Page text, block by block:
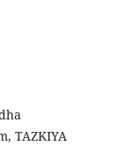
TAZKIYA